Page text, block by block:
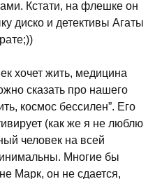
Кстати, на флешке он
диско и детективы Агаты
хочет жить, медицина
сказать про нашего
космос бессилен”. Его
(как же я не люблю
человек на всей
Многие бы
Марк, он не сдается,